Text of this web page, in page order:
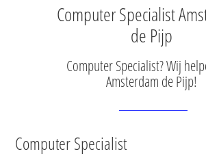
Computer Specialist
de Pijp
Computer Specialist? Wij
Amsterdam de Pijp!
Computer Specialist